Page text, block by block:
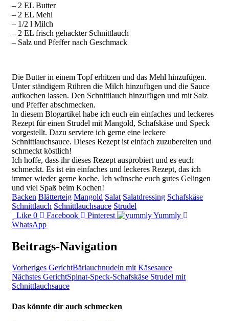
– 2 EL Butter
– 2 EL Mehl
– 1/2 l Milch
– 2 EL frisch gehackter Schnittlauch
– Salz und Pfeffer nach Geschmack
Die Butter in einem Topf erhitzen und das Mehl hinzufügen.
Unter ständigem Rühren die Milch hinzufügen und die Sauce
aufkochen lassen. Den Schnittlauch hinzufügen und mit Salz
und Pfeffer abschmecken.
In diesem Blogartikel habe ich euch ein einfaches und leckeres
Rezept für einen Strudel mit Mangold, Schafskäse und Speck
vorgestellt. Dazu serviere ich gerne eine leckere
Schnittlauchsauce. Dieses Rezept ist einfach zuzubereiten und
schmeckt köstlich!
Ich hoffe, dass ihr dieses Rezept ausprobiert und es euch
schmeckt. Es ist ein einfaches und leckeres Rezept, das ich
immer wieder gerne koche. Ich wünsche euch gutes Gelingen
und viel Spaß beim Kochen!
Backen Blätterteig Mangold Salat Salatdressing Schafskäse
Schnittlauch Schnittlauchsauce Strudel
Like 0 Facebook Pinterest
Yummly
WhatsApp
Beitrags-Navigation
Vorheriges GerichtBärlauchnudeln mit Käsesauce
Nächstes GerichtSpinat-Speck-Schafskäse Strudel mit
Schnittlauchsauce
Das könnte dir auch schmecken